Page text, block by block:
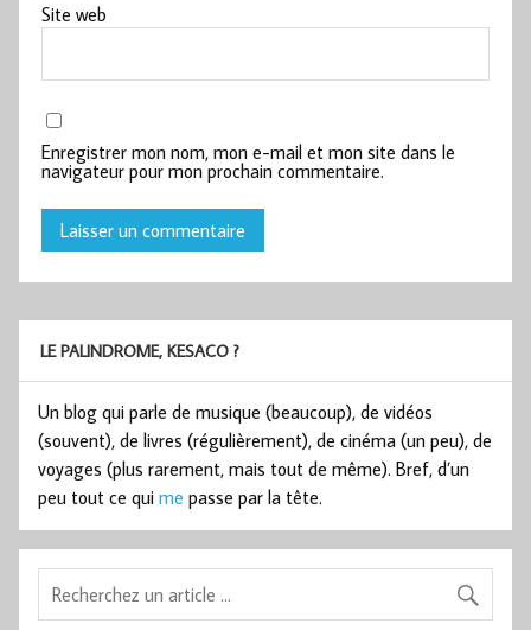
Site web
Enregistrer mon nom, mon e-mail et mon site dans le
navigateur pour mon prochain commentaire.
LE PALINDROME, KESACO ?
Un blog qui parle de musique (beaucoup), de vidéos
(souvent), de livres (régulièrement), de cinéma (un peu), de
voyages (plus rarement, mais tout de même). Bref, d’un
peu tout ce qui me passe par la tête.